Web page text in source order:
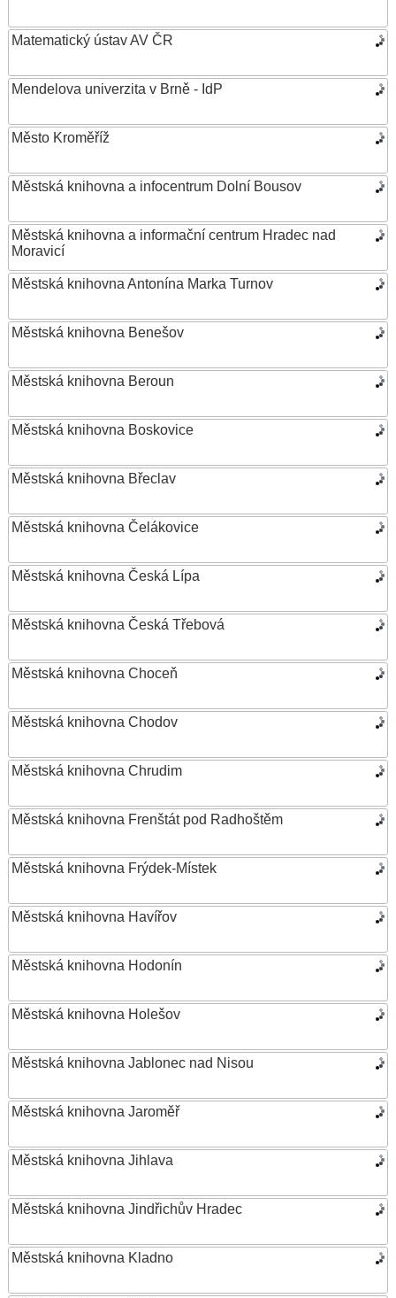
Matematický ústav AV ČR
Mendelova univerzita v Brně - IdP
Město Kroměříž
Městská knihovna a infocentrum Dolní Bousov
Městská knihovna a informační centrum Hradec nad
Moravicí
Městská knihovna Antonína Marka Turnov
Městská knihovna Benešov
Městská knihovna Beroun
Městská knihovna Boskovice
Městská knihovna Břeclav
Městská knihovna Čelákovice
Městská knihovna Česká Lípa
Městská knihovna Česká Třebová
Městská knihovna Choceň
Městská knihovna Chodov
Městská knihovna Chrudim
Městská knihovna Frenštát pod Radhoštěm
Městská knihovna Frýdek-Místek
Městská knihovna Havířov
Městská knihovna Hodonín
Městská knihovna Holešov
Městská knihovna Jablonec nad Nisou
Městská knihovna Jaroměř
Městská knihovna Jihlava
Městská knihovna Jindřichův Hradec
Městská knihovna Kladno